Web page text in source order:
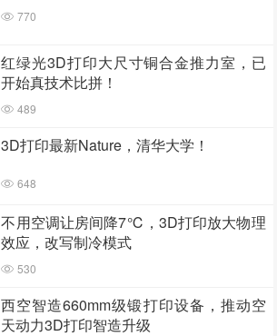
770
红绿光3D打印大尺寸铜合金推力室，已
开始真技术比拼！
489
3D打印最新Nature，清华大学！
648
不用空调让房间降7℃，3D打印放大物理
效应，改写制冷模式
530
西空智造660mm级锻打印设备，推动空
天动力3D打印智造升级